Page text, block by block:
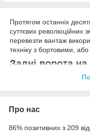
Протягом останніх
суттєвих революційних
перевезти вантаж
техніку з бортовими,
Задні ворота на
В окремих випадках,
вантажів складно
все ж таки мають місце.
Про нас
86% позитивних з 209